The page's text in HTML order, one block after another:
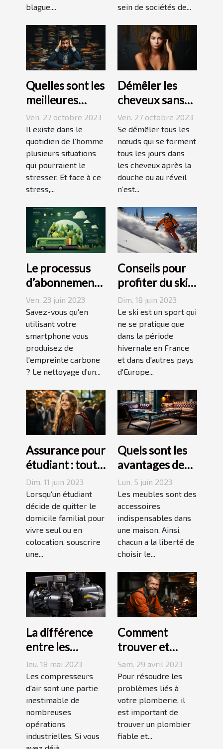
blague....
sein de sociétés de...
Quelles sont les
meilleures
techniques
pour vaincre le
stress ?
Ven. 27 octobre 2023
Il existe dans le
quotidien de l’homme
plusieurs situations
qui pourraient le
stresser. Et face à ce
stress,...
Démêler les
cheveux sans
difficulté et
sans douleur :
comment s’y
prendre ?
Ven. 27 octobre 2023
Se démêler tous les
nœuds qui se forment
tous les jours dans
les cheveux après la
douche ou au réveil
n’est...
Le processus
d’abonnement
et de réduction
de votre
empreinte
carbone avec
un forfait
mobile
Ven. 23 juin 2023
Savez-vous qu'en
utilisant votre
smartphone vous
produisez de
l'empreinte carbone
? Le nettoyage d’un...
Conseils pour
profiter du ski
en juin, juillet,
août ou
septembre
Dim. 18 juin 2023
Le ski est un sport qui
ne se pratique que
dans la période
hivernale en France
et dans d'autres pays
d'Europe...
Assurance pour
étudiant : tout
ce qu’il faut
savoir avant de
choisir
Dim. 11 juin 2023
Lorsqu’un étudiant
décide de quitter le
domicile familial pour
vivre seul ou en
colocation, souscrire
une...
Quels sont les
avantages des
tables basses
industrielles ?
Lun. 5 juin 2023
Les meubles sont des
accessoires
indispensables dans
une maison. Ainsi,
chacun a la liberté de
choisir le...
La différence
entre les
compresseurs à
piston et à vis
Jeu. 18 mai 2023
Les compresseurs
d'air sont une partie
inestimable de
nombreuses
opérations
industrielles. Si vous
Comment
trouver et
choisir un bon
plombier à Evry
?
Sam. 29 avril 2023
Pour résoudre les
problèmes liés à
votre plomberie, il
est important de
trouver un plombier
fiable et...